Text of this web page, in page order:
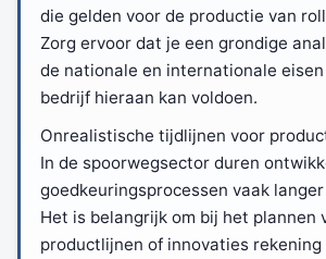
die gelden voor de productie van
Zorg ervoor dat je een grondige
de nationale en internationale eisen
bedrijf hieraan kan voldoen.
Onrealistische tijdlijnen voor
In de spoorwegsector duren
goedkeuringsprocessen vaak
Het is belangrijk om bij het plannen
productlijnen of innovaties